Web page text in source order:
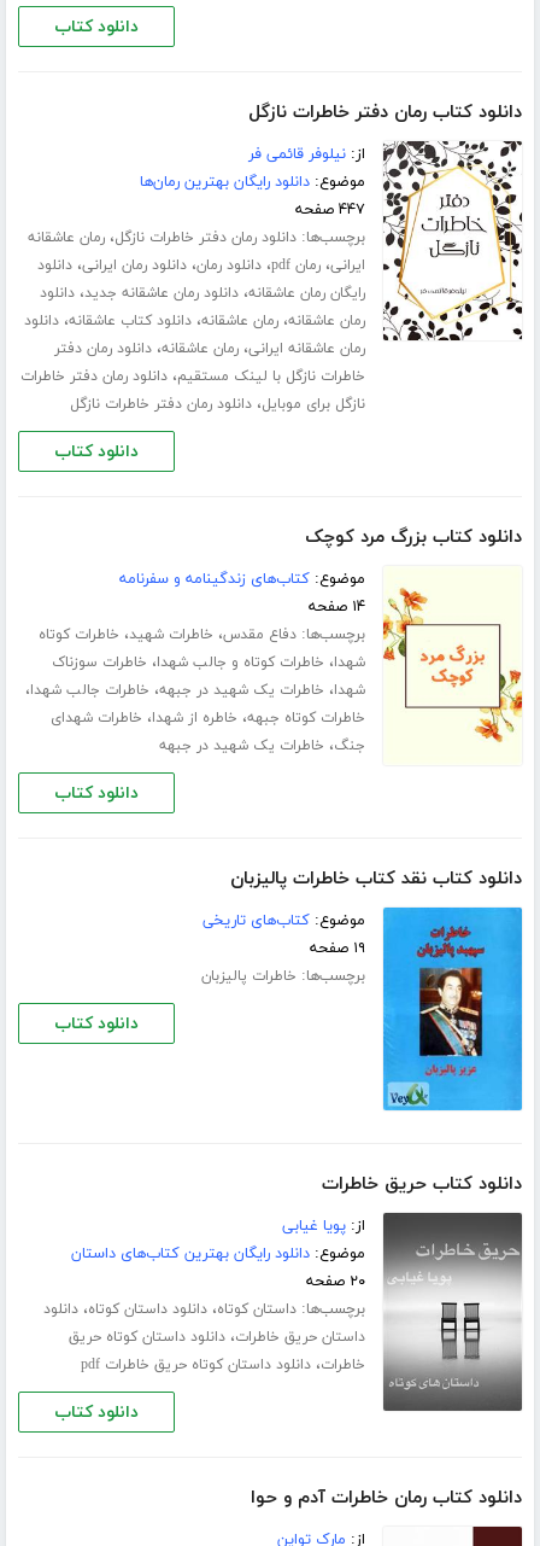
دانلود کتاب
دانلود کتاب رمان دفتر خاطرات نازگل
از:نیلوفر قائمی فر
موضوع:دانلود رایگان بهترین رمان‌ها
۴۴۷ صفحه
برچسب‌ها:دانلود رمان دفتر خاطرات نازگل،رمان عاشقانه
ایرانی،رمان pdf ،دانلود رمان،دانلود رمان ایرانی،دانلود
رایگان رمان عاشقانه،دانلود رمان عاشقانه جدید،دانلود
رمان عاشقانه،رمان عاشقانه،دانلود کتاب عاشقانه،دانلود
رمان عاشقانه ایرانی،رمان عاشقانه،دانلود رمان دفتر
خاطرات نازگل با لینک مستقیم،دانلود رمان دفتر خاطرات
نازگل برای موبایل،دانلود رمان دفتر خاطرات نازگل
دانلود کتاب
دانلود کتاب بزرگ مرد کوچک
موضوع:کتاب‌های زندگینامه و سفرنامه
۱۴ صفحه
برچسب‌ها:دفاع مقدس، خاطرات شهید، خاطرات کوتاه
شهدا، خاطرات کوتاه و جالب شهدا، خاطرات سوزناک
شهدا، خاطرات یک شهید در جبهه، خاطرات جالب شهدا،
خاطرات کوتاه جبهه، خاطره از شهدا، خاطرات شهدای
جنگ، خاطرات یک شهید در جبهه
دانلود کتاب
دانلود کتاب نقد کتاب خاطرات پالیزبان
موضوع:کتاب‌های تاریخی
۱۹ صفحه
برچسب‌ها: خاطرات پالیزبان
دانلود کتاب
دانلود کتاب حریق خاطرات
از:پویا غیابی
موضوع:دانلود رایگان بهترین کتاب‌های داستان
۲۰ صفحه
برچسب‌ها:داستان کوتاه،دانلود داستان کوتاه،دانلود
داستان حریق خاطرات،دانلود داستان کوتاه حریق
خاطرات،دانلود داستان کوتاه حریق خاطرات pdf
دانلود کتاب
دانلود کتاب رمان خاطرات آدم و حوا
از: مارک تواین